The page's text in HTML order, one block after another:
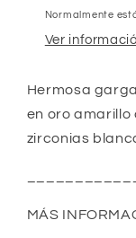
Normalmente
Ver
Hermosa
en oro amarillo
zirconias
MÁS